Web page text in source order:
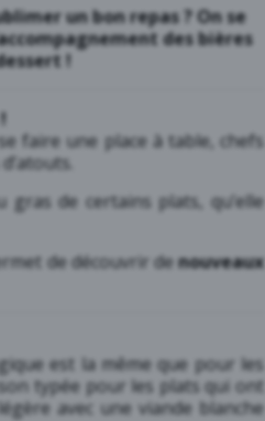
un bon repas ? On se
des bières
!
faire une place à table, chefs
de certains plats, qu’elle
de découvrir denouveaux
est la même que pour les
typée pour les plats qui ont
avec une viande blanche